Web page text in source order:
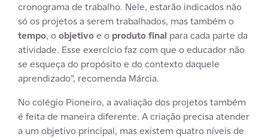
cronograma de trabalho. Nele, estarão indicados não
só os projetos a serem trabalhados, mas também o
tempo, oobjetivoe o produto final para cada parte da
atividade. Esse exercício faz com que o educador não
se esqueça do propósito e do contexto daquele
aprendizado”, recomenda Márcia.
No colégio Pioneiro, a avaliação dos projetos também
é feita de maneira diferente. A criação precisa atender
a um objetivo principal, mas existem quatro níveis de